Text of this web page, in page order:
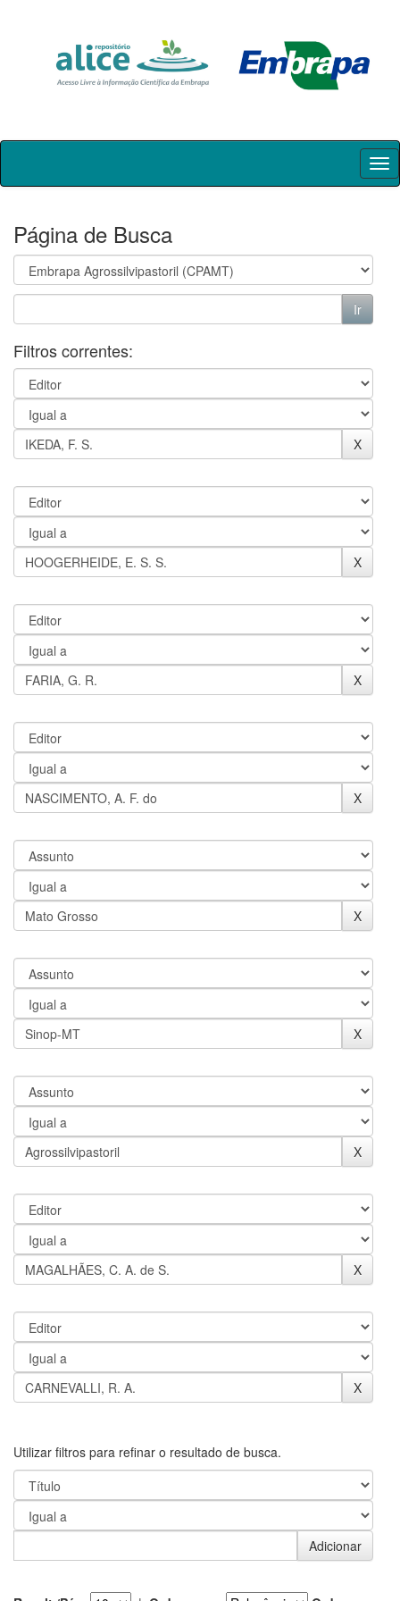
Skip
Página de Busca
Filtros correntes:
Utilizar filtros para refinar o resultado de busca.